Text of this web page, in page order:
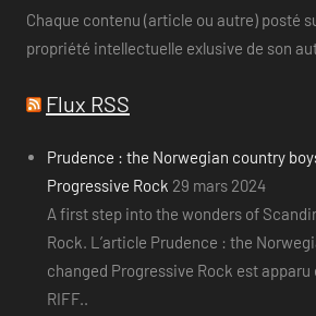
Chaque contenu (article ou autre) posté
propriété intellectuelle exlusive de son
Flux RSS
Prudence : the Norwegian country
Progressive Rock 29 mars 2024
A first step into the wonders of
Rock. L’article Prudence : the
changed Progressive Rock est apparu
RIFF..